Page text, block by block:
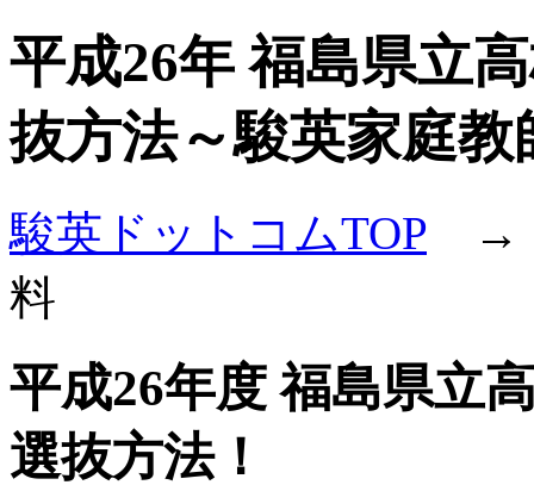
平成26年 福島県立
抜方法～駿英家庭教
駿英ドットコムTOP →
料
平成26年度 福島県立
選抜方法！